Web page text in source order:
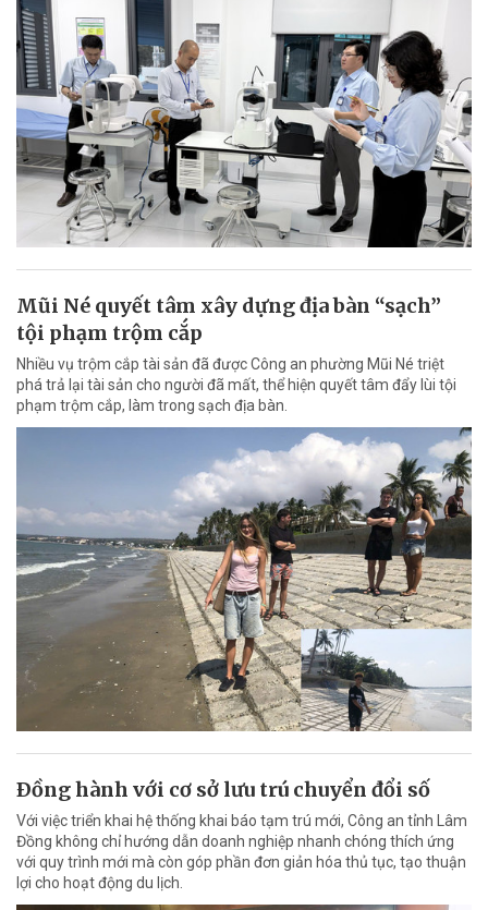
Mũi Né quyết tâm xây dựng địa bàn “sạch”
tội phạm trộm cắp
Nhiều vụ trộm cắp tài sản đã được Công an phường Mũi Né triệt
phá trả lại tài sản cho người đã mất, thể hiện quyết tâm đẩy lùi tội
phạm trộm cắp, làm trong sạch địa bàn.
Ðồng hành với cơ sở lưu trú chuyển đổi số
Với việc triển khai hệ thống khai báo tạm trú mới, Công an tỉnh Lâm
Đồng không chỉ hướng dẫn doanh nghiệp nhanh chóng thích ứng
với quy trình mới mà còn góp phần đơn giản hóa thủ tục, tạo thuận
lợi cho hoạt động du lịch.